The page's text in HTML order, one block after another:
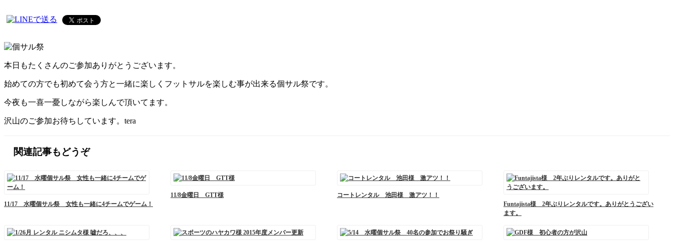
本日もたくさんのご参加ありがとうございます。
始めての方でも初めて会う方と一緒に楽しくフットサルを楽しむ事が出来る個サル祭です。
今夜も一喜一憂しながら楽しんで頂いてます。
沢山のご参加お待ちしています。tera
関連記事もどうぞ
11/17 水曜個サル祭 女性も一緒に4チームでゲーム！
11/8金曜日 GTT様
コートレンタル 池田様 激アツ！！
Funtajista様 2年ぶりレンタルです。ありがとうござい
ます。